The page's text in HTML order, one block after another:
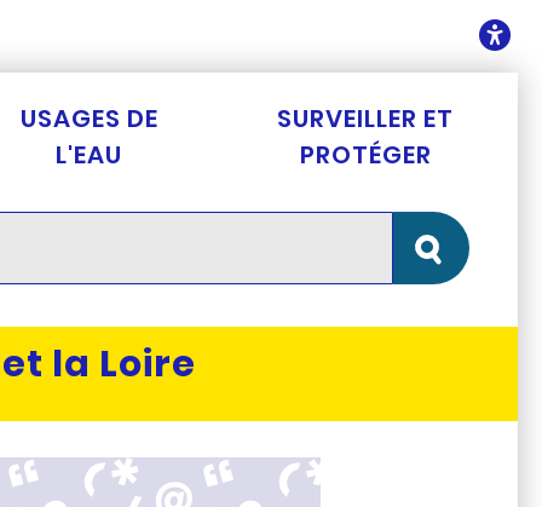
USAGES DE
L'EAU
SURVEILLER ET
PROTÉGER
Lancer
la Loire